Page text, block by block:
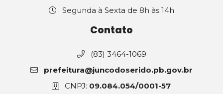
Segunda à Sexta de 8h às 14h
Contato
(83) 3464-1069
prefeitura@juncodoserido.pb.gov.br
CNPJ: 09.084.054/0001-57